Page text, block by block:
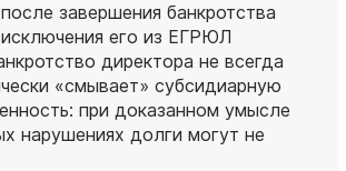
завершения банкротства
его из ЕГРЮЛ
директора не всегда
«смывает» субсидиарную
при доказанном умысле
нарушениях долги могут не